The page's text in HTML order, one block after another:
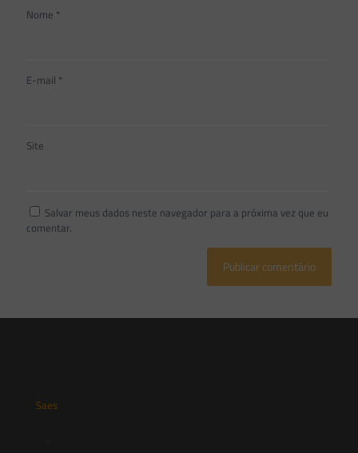
Nome *
E-mail *
Site
Salvar meus dados neste navegador para a próxima vez que eu
comentar.
Saes